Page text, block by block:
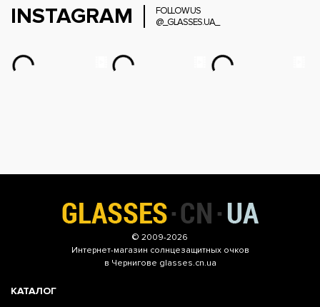
INSTAGRAM
FOLLOW US
@_GLASSES.UA_
© 2009-2026
Интернет-магазин солнцезащитных очков
в Чернигове glasses.cn.ua
КАТАЛОГ